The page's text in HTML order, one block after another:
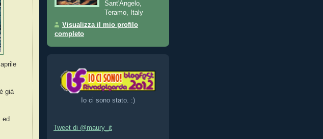
già
ed
Sant'Angelo,
Teramo, Italy
Visualizza il mio profilo
completo
Io ci sono stato. :)
Tweet di @maury_it